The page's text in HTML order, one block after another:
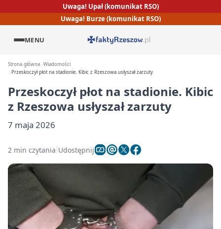
Uwaga! Upał (komunikat RSO)
Uwaga! Burze (komunikat RSO)
MENU
Strona główna Wiadomości
Przeskoczył płot na stadionie. Kibic z Rzeszowa usłyszał zarzuty
Przeskoczył płot na stadionie. Kibic
z Rzeszowa usłyszał zarzuty
7 maja 2026
2 min czytania Udostępnij